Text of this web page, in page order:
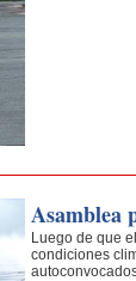
Asamblea
Luego de que
condiciones